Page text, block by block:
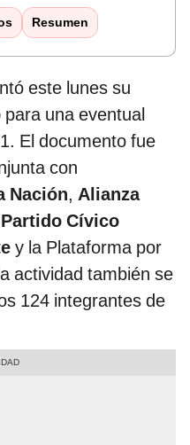
Resumen
este lunes su
para una eventual
El documento fue
con
Nación, Alianza
Partido Cívico
y la Plataforma por
actividad también se
124 integrantes de